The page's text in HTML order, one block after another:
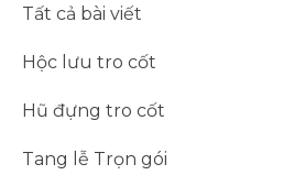
Tất cả bài viết
Hộc lưu tro cốt
Hũ đựng tro cốt
Tang lễ Trọn gói